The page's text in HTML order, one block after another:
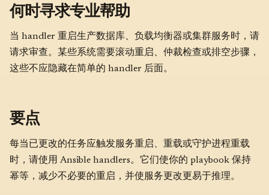
何时寻求专业帮助
当 handler 重启生产数据库、负载均衡器或集群服务时，请
请求审查。某些系统需要滚动重启、仲裁检查或排空步骤，
这些不应隐藏在简单的 handler 后面。
要点
每当已更改的任务应触发服务重启、重载或守护进程重载
时，请使用 Ansible handlers。它们使你的 playbook 保持
幂等，减少不必要的重启，并使服务更改更易于推理。